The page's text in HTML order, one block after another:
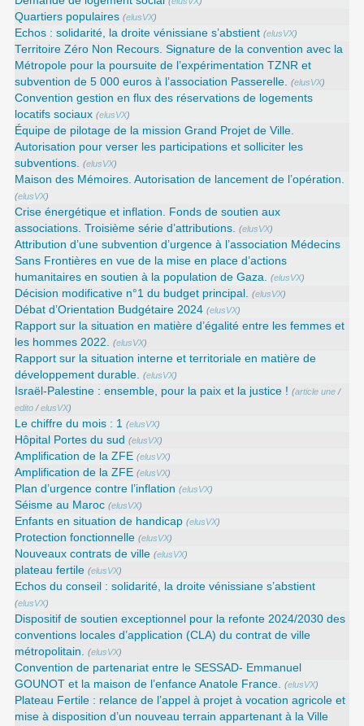
Quartiers populaires (elusVX)
Echos : solidarité, la droite vénissiane s’abstient (elusVX)
Territoire Zéro Non Recours. Signature de la convention avec la
Métropole pour la poursuite de l’expérimentation TZNR et
subvention de 5 000 euros à l’association Passerelle. (elusVX)
Convention gestion en flux des réservations de logements
locatifs sociaux (elusVX)
Équipe de pilotage de la mission Grand Projet de Ville.
Autorisation pour verser les participations et solliciter les
subventions. (elusVX)
Maison des Mémoires. Autorisation de lancement de l’opération.
(elusVX)
Crise énergétique et inflation. Fonds de soutien aux
associations. Troisième série d’attributions. (elusVX)
Attribution d’une subvention d’urgence à l’association Médecins
Sans Frontières en vue de la mise en place d’actions
humanitaires en soutien à la population de Gaza. (elusVX)
Décision modificative n°1 du budget principal. (elusVX)
Débat d’Orientation Budgétaire 2024 (elusVX)
Rapport sur la situation en matière d’égalité entre les femmes et
les hommes 2022. (elusVX)
Rapport sur la situation interne et territoriale en matière de
développement durable. (elusVX)
Israël-Palestine : ensemble, pour la paix et la justice ! (article une/
edito/elusVX)
Le chiffre du mois : 1 (elusVX)
Hôpital Portes du sud (elusVX)
Amplification de la ZFE (elusVX)
Amplification de la ZFE (elusVX)
Plan d’urgence contre l’inflation (elusVX)
Séisme au Maroc (elusVX)
Enfants en situation de handicap (elusVX)
Protection fonctionnelle (elusVX)
Nouveaux contrats de ville (elusVX)
plateau fertile (elusVX)
Echos du conseil : solidarité, la droite vénissiane s’abstient
(elusVX)
Dispositif de soutien exceptionnel pour la refonte 2024/2030 des
conventions locales d’application (CLA) du contrat de ville
métropolitain. (elusVX)
Convention de partenariat entre le SESSAD- Emmanuel
GOUNOT et la maison de l’enfance Anatole France. (elusVX)
Plateau Fertile : relance de l’appel à projet à vocation agricole et
mise à disposition d’un nouveau terrain appartenant à la Ville